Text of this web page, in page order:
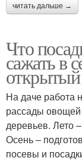
читать дальше →
Что
сажать в
открытый
На даче работа
рассады
деревьев. Лето
Осень –
посевы и